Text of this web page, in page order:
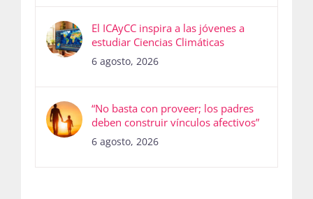
El ICAyCC inspira a las jóvenes a
estudiar Ciencias Climáticas
6 agosto, 2026
“No basta con proveer; los padres
deben construir vínculos afectivos”
6 agosto, 2026